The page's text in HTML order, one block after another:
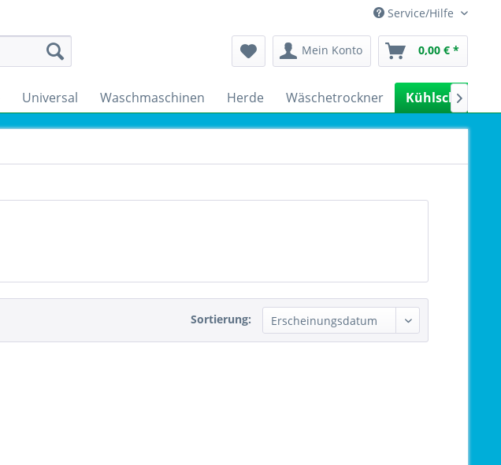
Service/Hilfe
Mein Konto 0,00 € *
Universal Waschmaschinen Herde Wäschetrockner Kühlschrank

Sortierung: